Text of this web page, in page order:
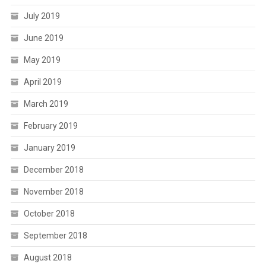
July 2019
June 2019
May 2019
April 2019
March 2019
February 2019
January 2019
December 2018
November 2018
October 2018
September 2018
August 2018